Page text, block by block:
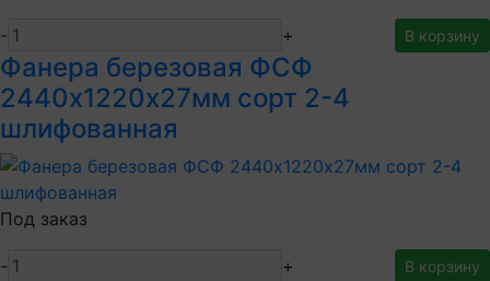
- + В корзину
Фанера березовая ФСФ
2440х1220х27мм сорт 2-4
шлифованная
Под заказ
- + В корзину